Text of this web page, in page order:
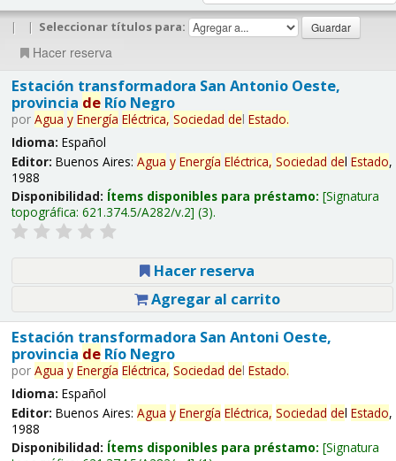
| | Seleccionar títulos para:
Hacer reserva
Estación transformadora San Antonio Oeste,
provincia deRío Negro
por Agua y Energía Eléctrica, Sociedad del Estado.
Idioma: Español
Editor: Buenos Aires: Agua y Energía Eléctrica, Sociedad del Estado,
1988
Disponibilidad: Ítems disponibles para préstamo: Signatura
topográfica: 621.374.5/A282/v.2 (3).
Hacer reserva
Agregar al carrito
Estación transformadora San Antoni Oeste,
provincia deRío Negro
por Agua y Energía Eléctrica, Sociedad del Estado.
Idioma: Español
Editor: Buenos Aires: Agua y Energía Eléctrica, Sociedad del Estado,
1988
Disponibilidad: Ítems disponibles para préstamo: Signatura